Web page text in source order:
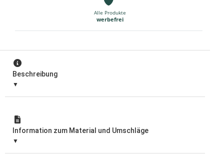
Alle Produkte
werbefrei
Beschreibung
Information zum Material und Umschläge